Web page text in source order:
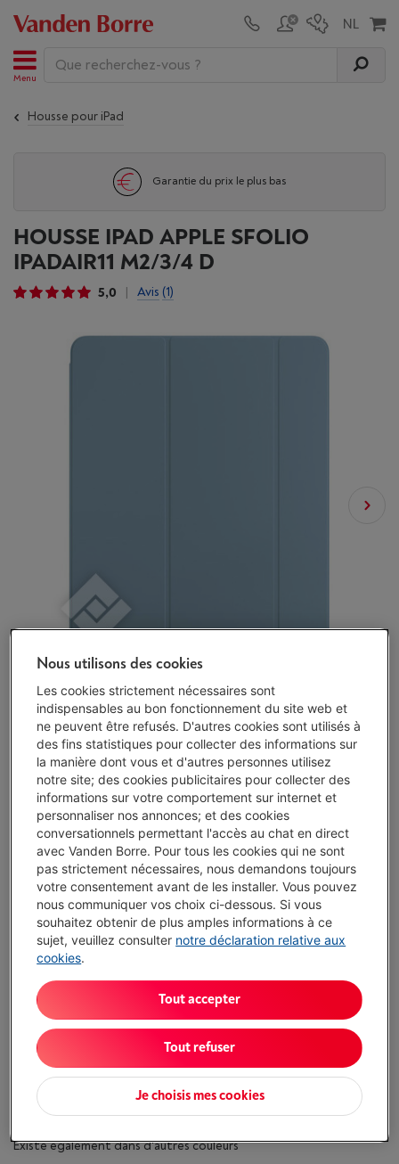
Menu
Housse pour iPad
Garantie du prix le plus bas
HOUSSE IPAD APPLE SFOLIO
IPADAIR11 M2/3/4 D
5,0 Avis (1)
Livré demain- Voir le stock
€ 89,00
J'achète
Comparer
Atouts
Taille d'écran maximale: 11 "
Afficher toutes les caractéristiques
Existe également dans d'autres couleurs
Nous utilisons des cookies
Les cookies strictement nécessaires sont
indispensables au bon fonctionnement du site web et
ne peuvent être refusés. D'autres cookies sont utilisés à
des fins statistiques pour collecter des informations sur
la manière dont vous et d'autres personnes utilisez
notre site; des cookies publicitaires pour collecter des
informations sur votre comportement sur internet et
personnaliser nos annonces; et des cookies
conversationnels permettant l'accès au chat en direct
avec Vanden Borre. Pour tous les cookies qui ne sont
pas strictement nécessaires, nous demandons toujours
votre consentement avant de les installer. Vous pouvez
nous communiquer vos choix ci-dessous. Si vous
souhaitez obtenir de plus amples informations à ce
sujet, veuillez consulter notre déclaration relative aux
cookies.
Je choisis mes cookies
Tout refuser
Tout accepter